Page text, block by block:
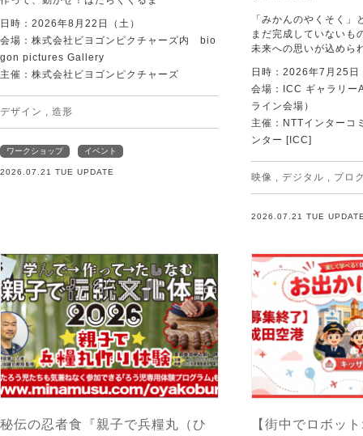
日時：2026年8月22日（土）
会場：株式会社ビヨゴンピクチャーズ内 bio
gon pictures Gallery
主催：株式会社ビヨゴンピクチャーズ
デザイン 造形
ワークショップ イベント
2026.07.21 TUE UPDATE
「みかんのやくそく
まだ完成していないも
未来への思いが込めら
日時：2026年7月25
会場：ICC ギャラリー
ライン会場）
主催：NTTインターコ
ンター [ICC]
映像 デジタル プロ
2026.07.21 TUE
秘伝の忍者食『親子で兵糧丸（ひ 【街中でロボッ